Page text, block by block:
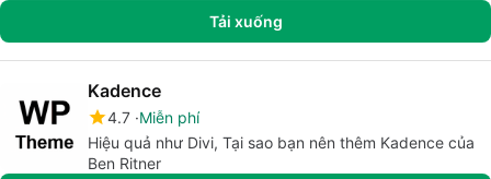
Tải xuống
Kadence
4.7 Miễn phí
Hiệu quả như Divi, Tại sao bạn nên thêm Kadence của
Ben Ritner